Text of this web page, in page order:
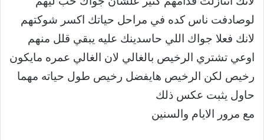
لوصادفت ناس كده في مراحل حياتك اكسر شوكتهم
لانك فعلا جواك اللي حاسدينك عليه يبقي قلل منهم
اوعي تشتري الرخيص بالغالي لان الغالي عمره مايكون
رخيص لكن الرخيص هايفضل رخيص طول حياته مهما
حاول يثبت عكس ذلك
مع مرور الايام والسنين